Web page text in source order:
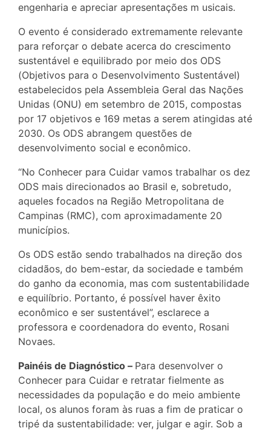
engenharia e apreciar apresentações m usicais.
O evento é considerado extremamente relevante
para reforçar o debate acerca do crescimento
sustentável e equilibrado por meio dos ODS
(Objetivos para o Desenvolvimento Sustentável)
estabelecidos pela Assembleia Geral das Nações
Unidas (ONU) em setembro de 2015, compostas
por 17 objetivos e 169 metas a serem atingidas até
2030. Os ODS abrangem questões de
desenvolvimento social e econômico.
“No Conhecer para Cuidar vamos trabalhar os dez
ODS mais direcionados ao Brasil e, sobretudo,
aqueles focados na Região Metropolitana de
Campinas (RMC), com aproximadamente 20
municípios.
Os ODS estão sendo trabalhados na direção dos
cidadãos, do bem-estar, da sociedade e também
do ganho da economia, mas com sustentabilidade
e equilíbrio. Portanto, é possível haver êxito
econômico e ser sustentável”, esclarece a
professora e coordenadora do evento, Rosani
Novaes.
Painéis de Diagnóstico – Para desenvolver o
Conhecer para Cuidar e retratar fielmente as
necessidades da população e do meio ambiente
local, os alunos foram às ruas a fim de praticar o
tripé da sustentabilidade: ver, julgar e agir. Sob a